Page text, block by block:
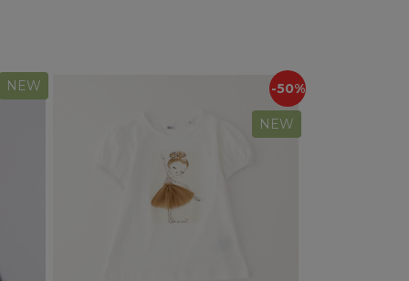
NEW -50%
NEW